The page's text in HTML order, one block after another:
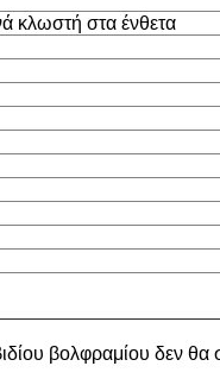
κλωστή στα ένθετα
βολφραμίου δεν θα